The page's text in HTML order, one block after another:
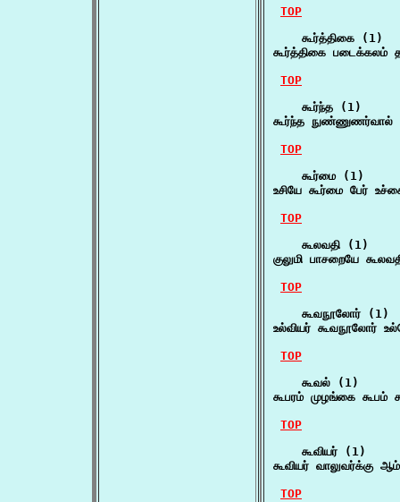
TOP
    கூர்த்திகை (1)
கூர்த்திகை படைக்கலம்
TOP
    கூர்ந்த (1)
கூர்ந்த
TOP
    கூர்மை (1)
உசியே கூர்மை பேர்
TOP
    கூலவதி (1)
குலுமி பாசறையே
TOP
    கூவநூலோர் (1)
உல்வியர் கூவநூலோர்
TOP
    கூவல் (1)
கூபரம் முழங்கை
TOP
    கூவியர் (1)
கூவியர் வாலுவர்க்கு
TOP